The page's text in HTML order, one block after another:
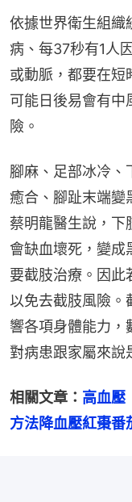
依據世界衛生組織
病、每37秒有1人
或動脈，都要在短
可能日後易會有中
險。
腳麻、足部冰冷、
癒合、腳趾末端變
蔡明龍醫生說，下
會缺血壞死，變成
要截肢治療。因此
以免去截肢風險。
響各項身體能力，
對病患跟家屬來說
相關文章： 高血壓
方法降血壓紅棗番